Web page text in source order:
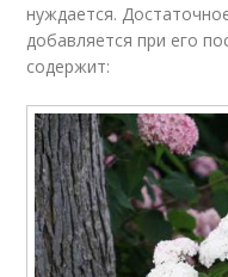
нуждается.
добавляется при его
содержит: